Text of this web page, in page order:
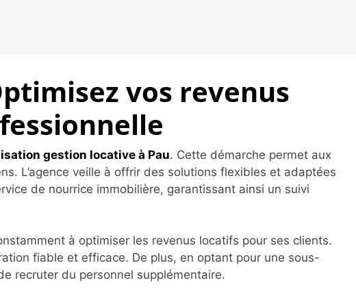
vos revenus
gestion locative à Pau. Cette démarche permet aux
L’agence veille à offrir des solutions flexibles et adaptées
de nourrice immobilière, garantissant ainsi un suivi
à optimiser les revenus locatifs pour ses clients.
fiable et efficace. De plus, en optant pour une sous-
recruter du personnel supplémentaire.